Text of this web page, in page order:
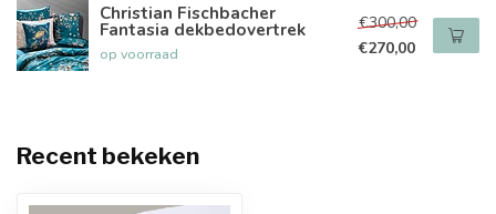
Christian Fischbacher
Fantasia dekbedovertrek
op voorraad
€300,00
€270,00
Recent bekeken